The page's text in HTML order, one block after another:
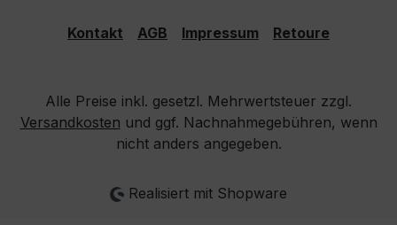
Kontakt AGB Impressum Retoure
Alle Preise inkl. gesetzl. Mehrwertsteuer zzgl.
Versandkosten und ggf. Nachnahmegebühren, wenn
nicht anders angegeben.
Realisiert mit Shopware